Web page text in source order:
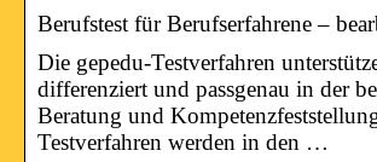
Berufstest für Berufserfahrene –
Die gepedu-Testverfahren
differenziert und passgenau in der
Beratung und
Testverfahren werden in den …